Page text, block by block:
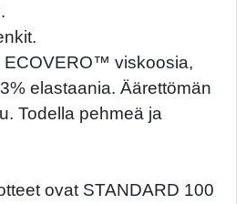
viskoosia,
elastaania. Äärettömän
Todella pehmeä ja
ovat STANDARD 100